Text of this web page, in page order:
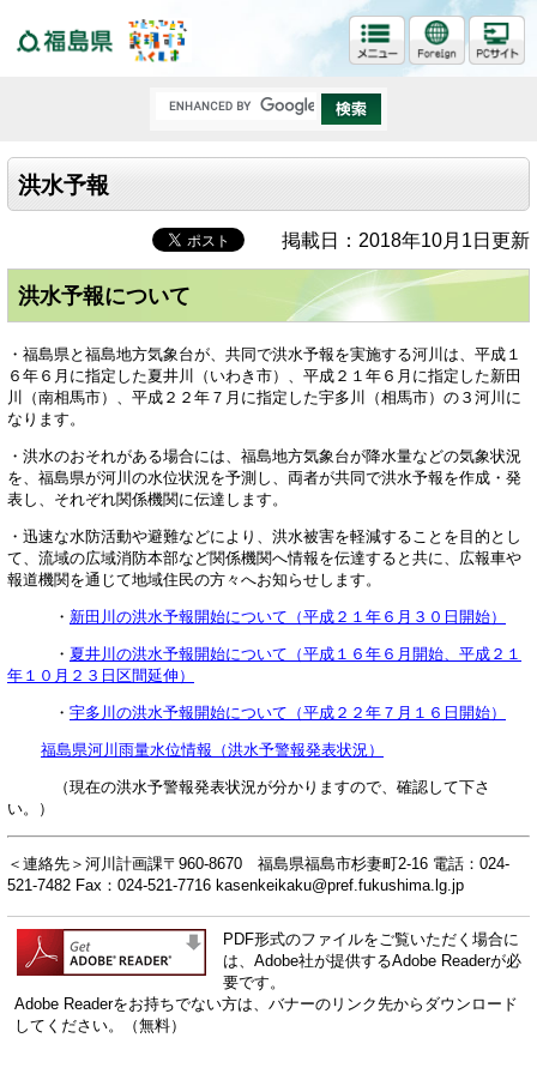
洪水予報
掲載日：2018年10月1日更新
洪水予報について
・福島県と福島地方気象台が、共同で洪水予報を実施する河川は、平成１
６年６月に指定した夏井川（いわき市）、平成２１年６月に指定した新田
川（南相馬市）、平成２２年７月に指定した宇多川（相馬市）の３河川に
なります。
・洪水のおそれがある場合には、福島地方気象台が降水量などの気象状況
を、福島県が河川の水位状況を予測し、両者が共同で洪水予報を作成・発
表し、それぞれ関係機関に伝達します。
・迅速な水防活動や避難などにより、洪水被害を軽減することを目的とし
て、流域の広域消防本部など関係機関へ情報を伝達すると共に、広報車や
報道機関を通じて地域住民の方々へお知らせします。
・ 新田川の洪水予報開始について（平成２１年６月３０日開始）
・ 夏井川の洪水予報開始について（平成１６年６月開始、平成２１
年１０月２３日区間延伸）
・ 宇多川の洪水予報開始について（平成２２年７月１６日開始）
福島県河川雨量水位情報（洪水予警報発表状況）
（現在の洪水予警報発表状況が分かりますので、確認して下さ
い。）
＜連絡先＞河川計画課〒960-8670 福島県福島市杉妻町2-16 電話：024-
521-7482 Fax：024-521-7716 kasenkeikaku@pref.fukushima.lg.jp
PDF形式のファイルをご覧いただく場合に
は、Adobe社が提供するAdobe Readerが必
要です。
Adobe Readerをお持ちでない方は、バナーのリンク先からダウンロード
してください。（無料）